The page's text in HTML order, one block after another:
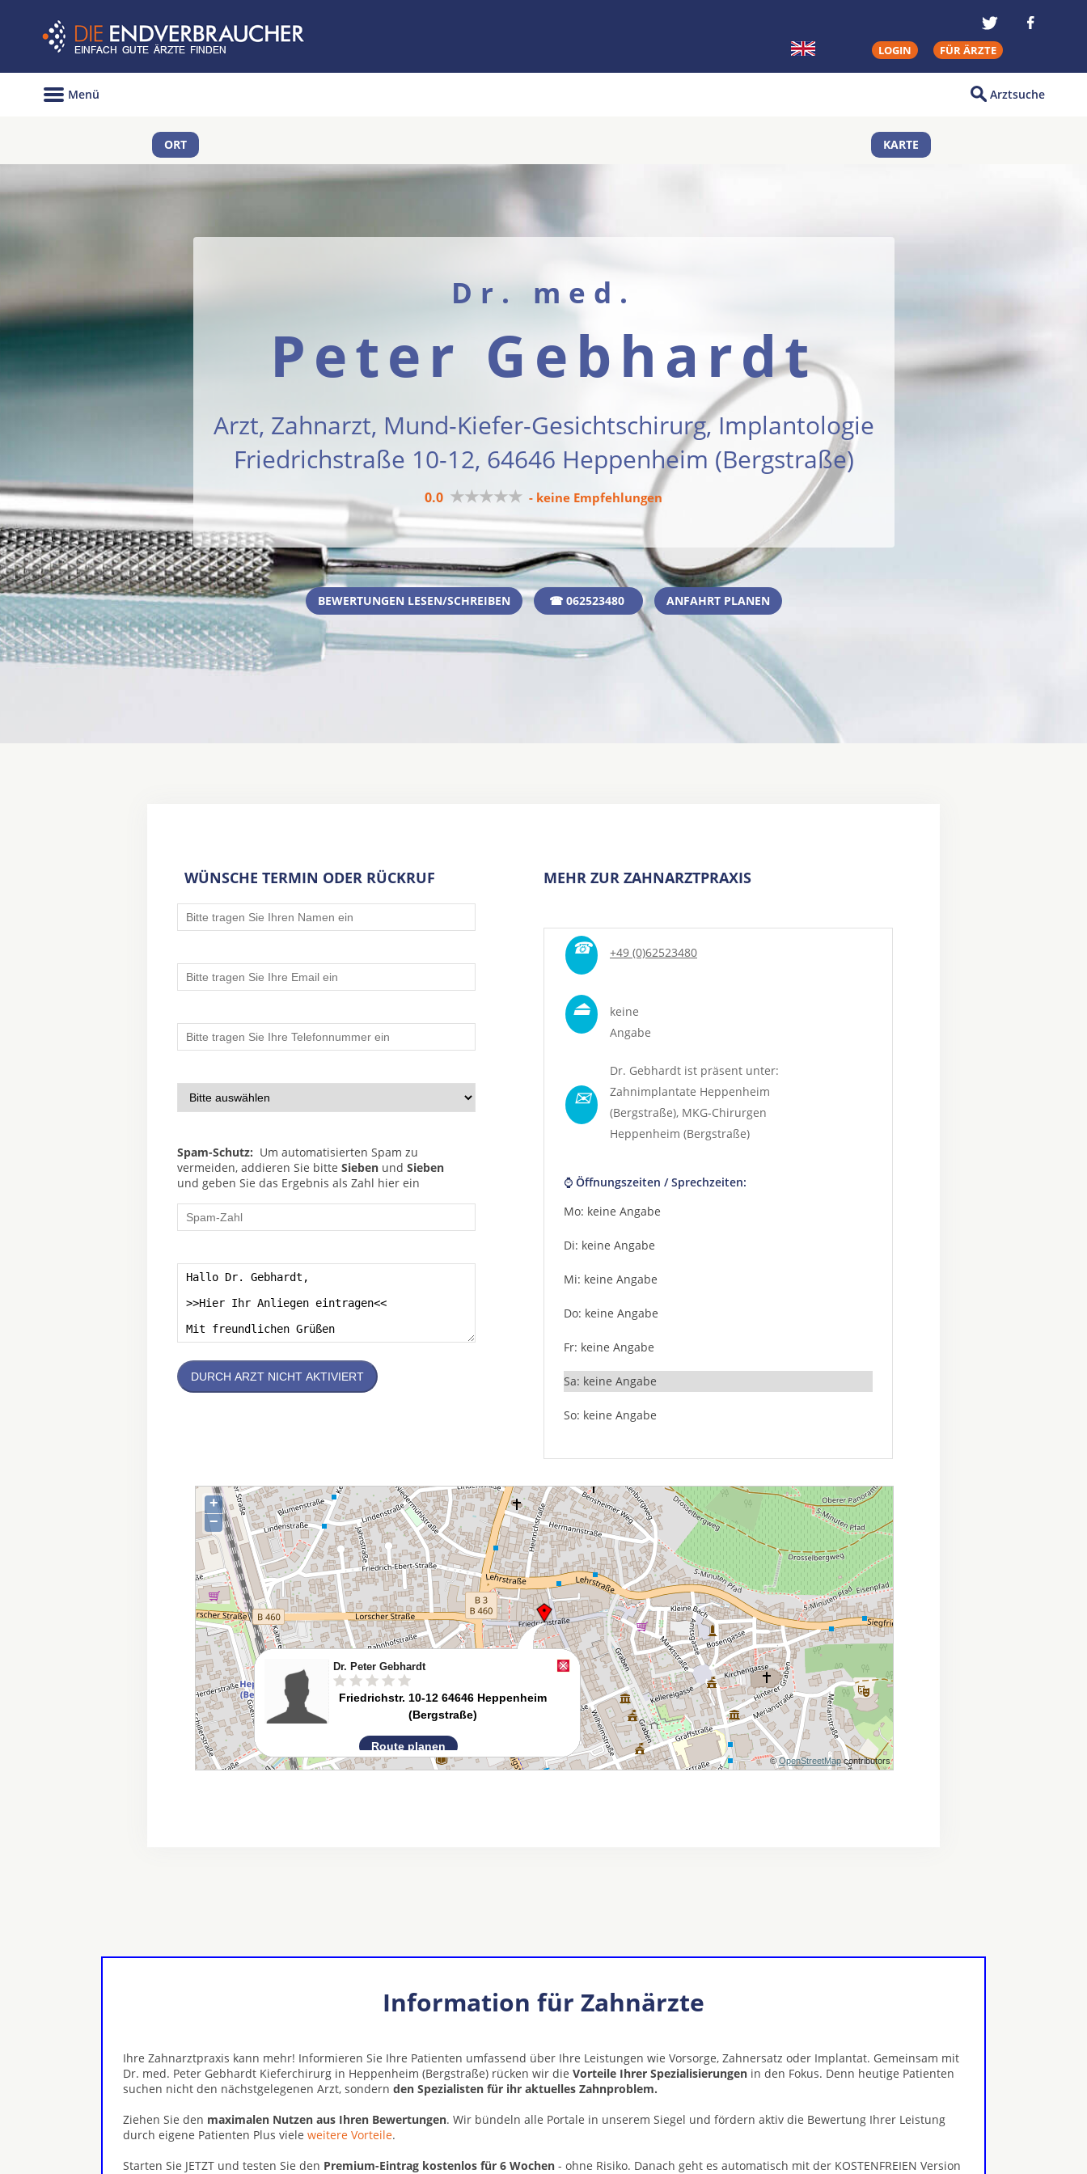
LOGIN FÜR ÄRZTE
Arztsuche
Menü
ORT KARTE
Dr. med.
Peter Gebhardt
Arzt, Zahnarzt, Mund-Kiefer-Gesichtschirurg, Implantologie
Friedrichstraße 10-12, 64646 Heppenheim (Bergstraße)
0.0 ★★★★★ - keine Empfehlungen
BEWERTUNGEN LESEN/SCHREIBEN ☎ 062523480 ANFAHRT PLANEN
WÜNSCHE TERMIN ODER RÜCKRUF
Spam-Schutz: Um automatisierten Spam zu
vermeiden, addieren Sie bitte Sieben und Sieben
und geben Sie das Ergebnis als Zahl hier ein
DURCH ARZT NICHT AKTIVIERT
MEHR ZUR ZAHNARZTPRAXIS
☎ +49 (0)62523480
⏏
keine
Angabe
✉
Dr. Gebhardt ist präsent unter:
Zahnimplantate Heppenheim
(Bergstraße), MKG-Chirurgen
Heppenheim (Bergstraße)
⌚ Öffnungszeiten / Sprechzeiten:
Mo: keine Angabe
Di: keine Angabe
Mi: keine Angabe
Do: keine Angabe
Fr: keine Angabe
Sa: keine Angabe
So: keine Angabe
Information für Zahnärzte
Ihre Zahnarztpraxis kann mehr! Informieren Sie Ihre Patienten umfassend über Ihre Leistungen wie Vorsorge, Zahnersatz oder Implantat. Gemeinsam mit
Dr. med. Peter Gebhardt Kieferchirurg in Heppenheim (Bergstraße) rücken wir die Vorteile Ihrer Spezialisierungen in den Fokus. Denn heutige Patienten
suchen nicht den nächstgelegenen Arzt, sondern den Spezialisten für ihr aktuelles Zahnproblem.
Ziehen Sie den maximalen Nutzen aus Ihren Bewertungen. Wir bündeln alle Portale in unserem Siegel und fördern aktiv die Bewertung Ihrer Leistung
durch eigene Patienten Plus viele weitere Vorteile.
Starten Sie JETZT und testen Sie den Premium-Eintrag kostenlos für 6 Wochen - ohne Risiko. Danach geht es automatisch mit der KOSTENFREIEN Version